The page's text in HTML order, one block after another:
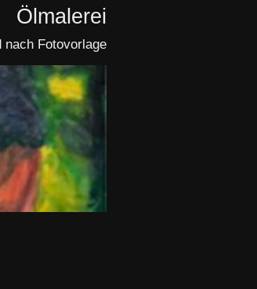
Ölmalerei
nach Fotovorlage